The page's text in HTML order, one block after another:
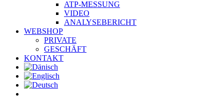
ATP-MESSUNG
VIDEO
ANALYSEBERICHT
WEBSHOP
PRIVATE
GESCHÄFT
KONTAKT